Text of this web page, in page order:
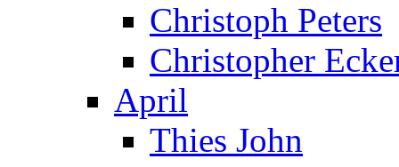
Christoph Peters
Christopher
April
Thies John